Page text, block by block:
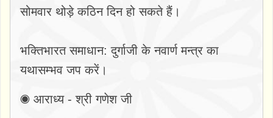
सोमवार थोड़े कठिन दिन हो सकते हैं।
भक्तिभारत समाधान: दुर्गाजी के नवार्ण मन्त्र का
यथासम्भव जप करें।
◉ आराध्य - श्री गणेश जी